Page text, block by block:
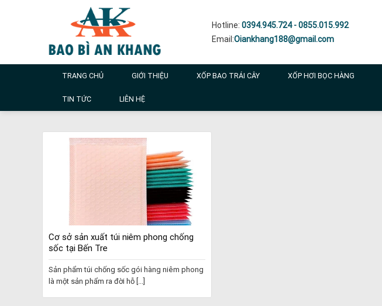
Hotline: 0394.945.724 - 0855.015.992
Email:Oiankhang188@gmail.com
TRANG CHỦ GIỚI THIỆU XỐP BAO TRÁI CÂY XỐP HƠI BỌC HÀNG
TIN TỨC LIÊN HỆ
Cơ sở sản xuất túi niêm phong chống
sốc tại Bến Tre
Sản phẩm túi chống sốc gói hàng niêm phong
là một sản phẩm ra đời hỗ [...]